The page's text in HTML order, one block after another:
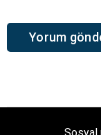
Sosyal